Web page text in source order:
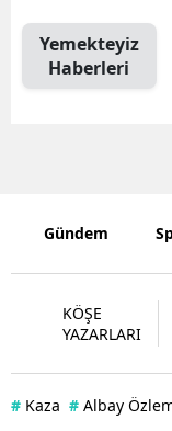
Yemekteyiz
Haberleri
Gündem
KÖŞE
YAZARLARI
# Kaza # Albay